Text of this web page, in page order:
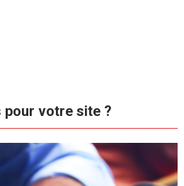
pour votre site ?